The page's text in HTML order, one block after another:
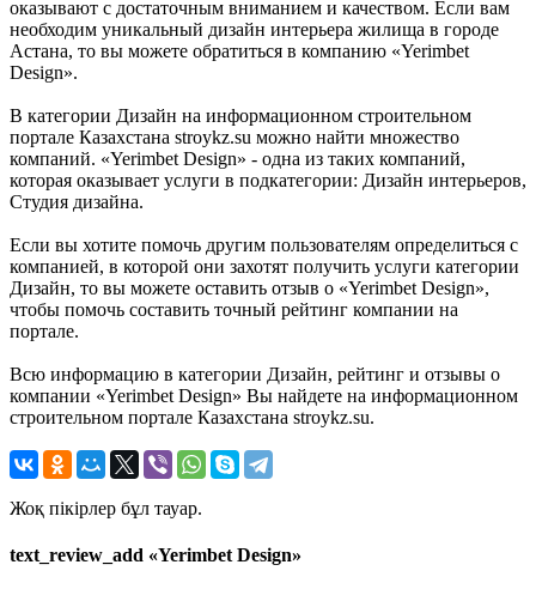
оказывают с достаточным вниманием и качеством. Если вам
необходим уникальный дизайн интерьера жилища в городе
Астана, то вы можете обратиться в компанию «Yerimbet
Design».
В категории Дизайн на информационном строительном
портале Казахстана stroykz.su можно найти множество
компаний. «Yerimbet Design» - одна из таких компаний,
которая оказывает услуги в подкатегории: Дизайн интерьеров,
Студия дизайна.
Если вы хотите помочь другим пользователям определиться с
компанией, в которой они захотят получить услуги категории
Дизайн, то вы можете оставить отзыв о «Yerimbet Design»,
чтобы помочь составить точный рейтинг компании на
портале.
Всю информацию в категории Дизайн, рейтинг и отзывы о
компании «Yerimbet Design» Вы найдете на информационном
строительном портале Казахстана stroykz.su.
Жоқ пікірлер бұл тауар.
text_review_add «Yerimbet Design»